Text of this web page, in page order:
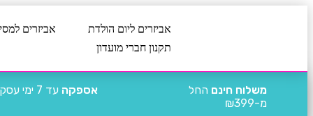
אביזרים ליום הולדת אביזרים
תקנון חברי מועדון
משלוח חינם החל
מ-₪399
אספקה עד 7 ימי עסקים